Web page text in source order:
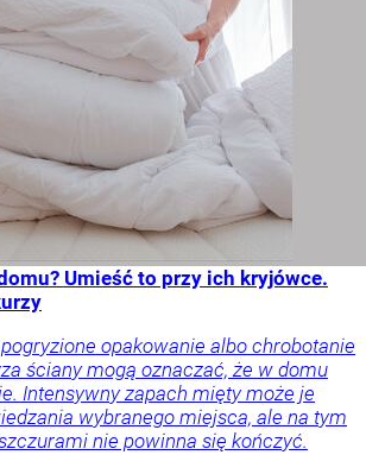
Umieść to przy ich kryjówce.
opakowanie albo chrobotanie
ściany mogą oznaczać, że w domu
Intensywny zapach mięty może je
wybranego miejsca, ale na tym
nie powinna się kończyć.